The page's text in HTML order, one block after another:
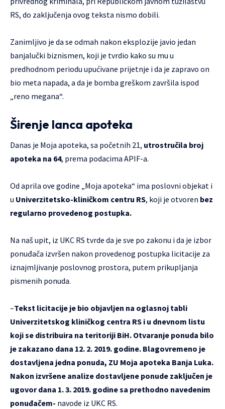
RS, do zaključenja ovog teksta nismo dobili.
Zanimljivo je da se odmah nakon eksplozije javio jedan
banjalučki biznismen, koji je tvrdio kako su mu u
predhodnom periodu upućivane prijetnje i da je zapravo on
bio meta napada, a da je bomba greškom završila ispod
„reno megana“.
Širenje lanca apoteka
Danas je Moja apoteka, sa početnih 21, utrostručila broj
apoteka na 64, prema podacima APIF-a.
Od aprila ove godine „Moja apoteka“ ima poslovni objekat i
u Univerzitetsko-kliničkom centru RS, koji je otvoren bez
regularno provedenog postupka.
Na naš upit, iz UKC RS tvrde da je sve po zakonu i da je izbor
ponuđača izvršen nakon provedenog postupka licitacije za
iznajmljivanje poslovnog prostora, putem prikupljanja
pismenih ponuda.
–Tekst licitacije je bio objavljen na oglasnoj tabli
Univerzitetskog kliničkog centra RS i u dnevnom listu
koji se distribuira na teritoriji BiH. Otvaranje ponuda bilo
je zakazano dana 12. 2. 2019. godine. Blagovremeno je
dostavljena jedna ponuda, ZU Moja apoteka Banja Luka.
Nakon izvršene analize dostavljene ponude zaključen je
ugovor dana 1. 3. 2019. godine sa prethodno navedenim
ponuđačem- navode iz UKC RS.